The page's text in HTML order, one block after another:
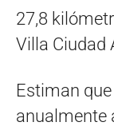
27,8
Villa Ciudad
Estiman
anualmente